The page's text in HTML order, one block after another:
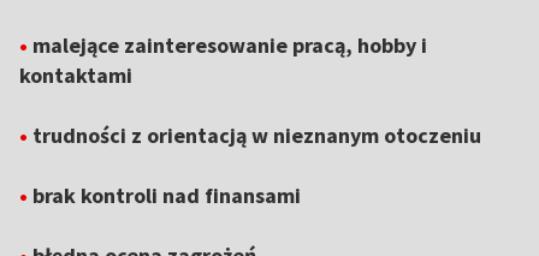
• malejące zainteresowanie pracą, hobby i
kontaktami
• trudności z orientacją w nieznanym otoczeniu
• brak kontroli nad finansami